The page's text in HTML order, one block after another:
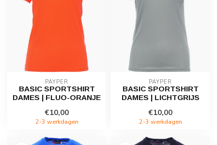
PAYPER
BASIC SPORTSHIRT
DAMES | FLUO-ORANJE
€10,00
2-3 werkdagen
PAYPER
BASIC SPORTSHIRT
DAMES | LICHTGRIJS
€10,00
2-3 werkdagen